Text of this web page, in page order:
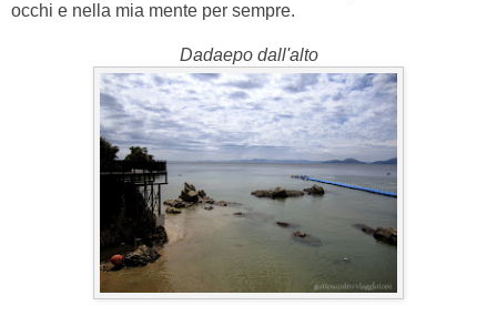
occhi e nella mia mente per sempre.
Dadaepo dall'alto